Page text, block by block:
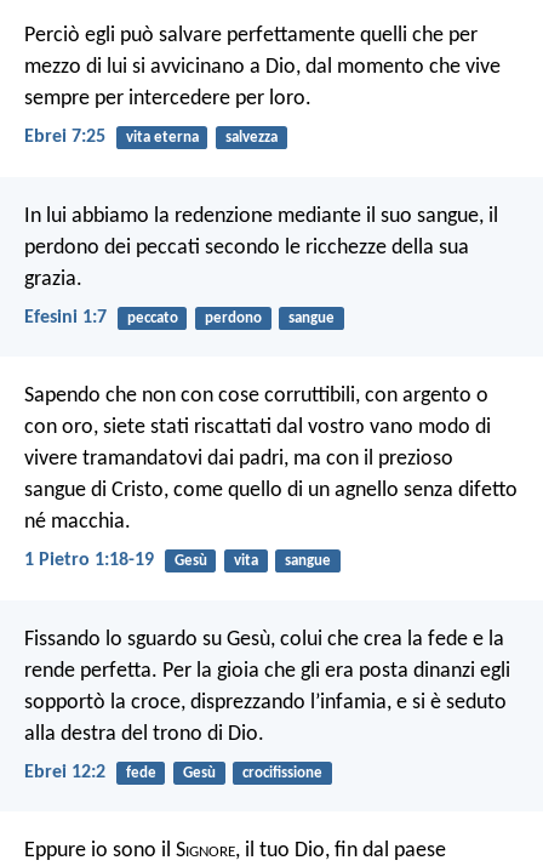
Perciò egli può salvare perfettamente quelli che per
mezzo di lui si avvicinano a Dio, dal momento che vive
sempre per intercedere per loro.
Ebrei 7:25 vita eterna salvezza
In lui abbiamo la redenzione mediante il suo sangue, il
perdono dei peccati secondo le ricchezze della sua
grazia.
Efesini 1:7 peccato perdono sangue
Sapendo che non con cose corruttibili, con argento o
con oro, siete stati riscattati dal vostro vano modo di
vivere tramandatovi dai padri, ma con il prezioso
sangue di Cristo, come quello di un agnello senza difetto
né macchia.
1 Pietro 1:18-19 Gesù vita sangue
Fissando lo sguardo su Gesù, colui che crea la fede e la
rende perfetta. Per la gioia che gli era posta dinanzi egli
sopportò la croce, disprezzando l’infamia, e si è seduto
alla destra del trono di Dio.
Ebrei 12:2 fede Gesù crocifissione
Eppure io sono il Signore, il tuo Dio, fin dal paese